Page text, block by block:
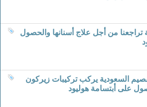
من أجل علاج أسنانها والحصول
السعودية يركب تركيبات زيركون
على أبتسامة هوليود